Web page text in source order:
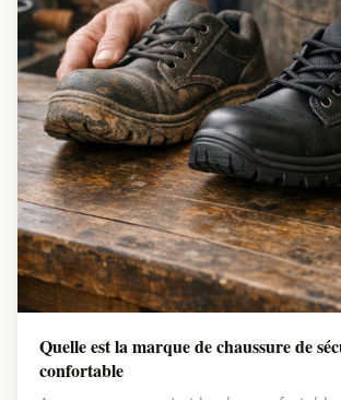
Quelle est la marque de chaussure de
confortable